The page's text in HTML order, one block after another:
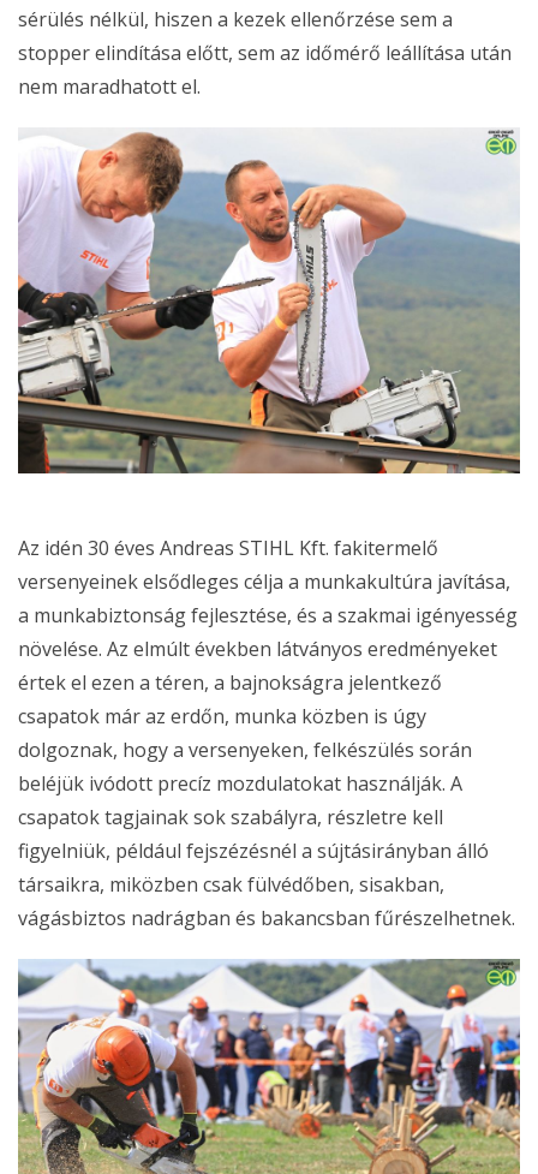
sérülés nélkül, hiszen a kezek ellenőrzése sem a
stopper elindítása előtt, sem az időmérő leállítása után
nem maradhatott el.
Az idén 30 éves Andreas STIHL Kft. fakitermelő
versenyeinek elsődleges célja a munkakultúra javítása,
a munkabiztonság fejlesztése, és a szakmai igényesség
növelése. Az elmúlt években látványos eredményeket
értek el ezen a téren, a bajnokságra jelentkező
csapatok már az erdőn, munka közben is úgy
dolgoznak, hogy a versenyeken, felkészülés során
beléjük ivódott precíz mozdulatokat használják. A
csapatok tagjainak sok szabályra, részletre kell
figyelniük, például fejszézésnél a sújtásirányban álló
társaikra, miközben csak fülvédőben, sisakban,
vágásbiztos nadrágban és bakancsban fűrészelhetnek.